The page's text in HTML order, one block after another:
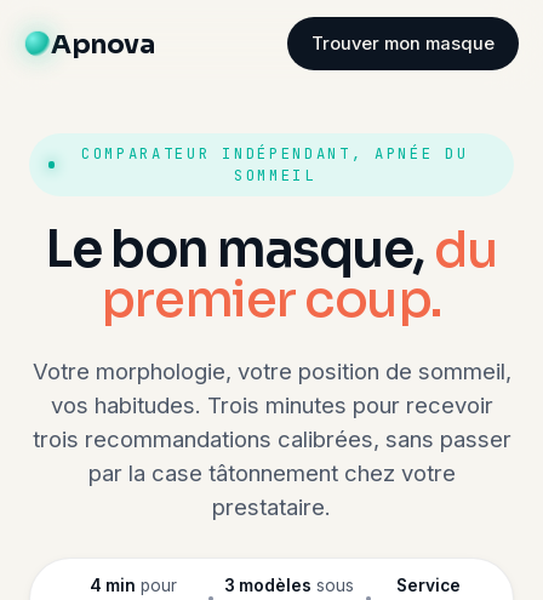
Apnova Trouver mon masque
COMPARATEUR INDÉPENDANT, APNÉE DU
SOMMEIL
Le bon masque,du
premier coup.
Votre morphologie, votre position de sommeil,
vos habitudes. Trois minutes pour recevoir
trois recommandations calibrées, sans passer
par la case tâtonnement chez votre
prestataire.
4 min pour
3 modèles sous
Service